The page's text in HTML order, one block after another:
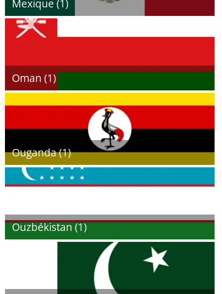
Mexique (1)
Oman (1)
Ouganda (1)
Ouzbékistan (1)